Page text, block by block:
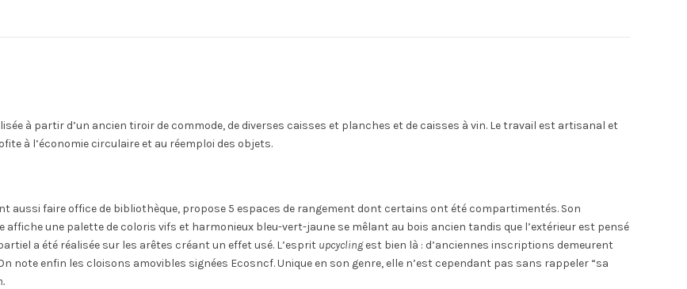
à partir d’un ancien tiroir de commode, de diverses caisses et planches et de caisses à vin. Le travail est artisanal et
à l’économie circulaire et au réemploi des objets.
aussi faire office de bibliothèque, propose 5 espaces de rangement dont certains ont été compartimentés. Son
affiche une palette de coloris vifs et harmonieux bleu-vert-jaune se mêlant au bois ancien tandis que l’extérieur est pensé
a été réalisée sur les arêtes créant un effet usé. L’esprit upcyclingest bien là : d’anciennes inscriptions demeurent
note enfin les cloisons amovibles signées Ecosncf. Unique en son genre, elle n’est cependant pas sans rappeler “sa